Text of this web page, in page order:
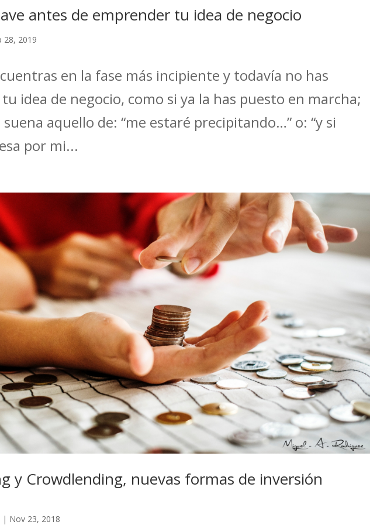
antes de emprender tu idea de negocio
28, 2019
en la fase más incipiente y todavía no has
idea de negocio, como si ya la has puesto en marcha;
aquello de: “me estaré precipitando…” o: “y si
por mi...
y Crowdlending, nuevas formas de inversión
| Nov 23, 2018